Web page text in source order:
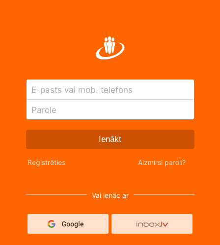
E-pasts vai mob. telefons
Parole
Ienākt
Reģistrēties Aizmirsi paroli?
Vai ienāc ar